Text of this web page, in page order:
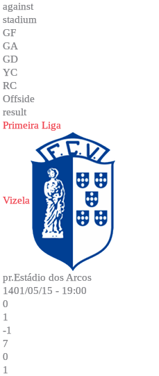
against
stadium
GF
GA
GD
YC
RC
Offside
result
Primeira Liga
Vizela
pr.Estádio dos Arcos
1401/05/15 - 19:00
0
1
-1
7
0
1